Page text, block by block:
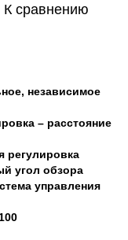
К сравнению
независимое
– расстояние
регулировка
угол обзора
управления